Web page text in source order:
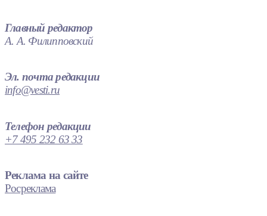
Главный редактор
А. А. Филипповский
Эл. почта редакции
info@vesti.ru
Телефон редакции
+7 495 232 63 33
Реклама на сайте
Росреклама